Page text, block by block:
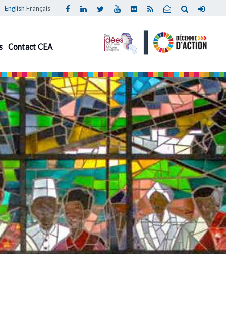
English Français
Contact CEA